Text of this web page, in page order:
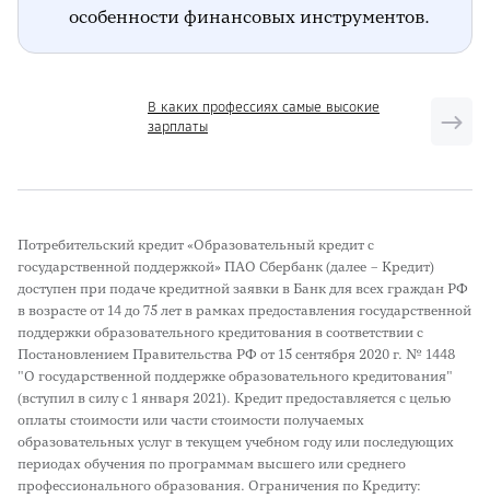
особенности финансовых инструментов.
В каких профессиях самые высокие
зарплаты
Потребительский кредит «Образовательный кредит с
государственной поддержкой» ПАО Сбербанк (далее – Кредит)
доступен при подаче кредитной заявки в Банк для всех граждан РФ
в возрасте от 14 до 75 лет в рамках предоставления государственной
поддержки образовательного кредитования в соответствии с
Постановлением Правительства РФ от 15 сентября 2020 г. № 1448
"О государственной поддержке образовательного кредитования"
(вступил в силу с 1 января 2021). Кредит предоставляется с целью
оплаты стоимости или части стоимости получаемых
образовательных услуг в текущем учебном году или последующих
периодах обучения по программам высшего или среднего
профессионального образования. Ограничения по Кредиту: